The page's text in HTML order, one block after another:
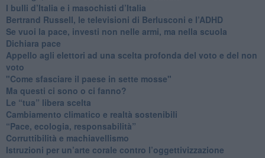
​I bulli d’Italia e i masochisti d’Italia
​Bertrand Russell, le televisioni di Berlusconi e l’ADHD
​Se vuoi la pace, investi non nelle armi, ma nella scuola
​Dichiara pace
​Appello agli elettori ad una scelta profonda del voto e del non
voto
"Come sfasciare il paese in sette mosse"
​Ma questi ci sono o ci fanno?
​Le “tua” libera scelta
Cambiamento climatico e realtà sostenibili
“Pace, ecologia, responsabilità”
​Corruttibilità e machiavellismo
Istruzioni per un’arte corale contro l’oggettivizzazione